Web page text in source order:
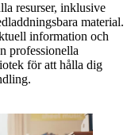
resurser, inklusive
material.
information och
professionella
för att hålla dig